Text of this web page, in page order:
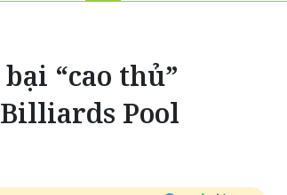
“cao thủ”
Pool